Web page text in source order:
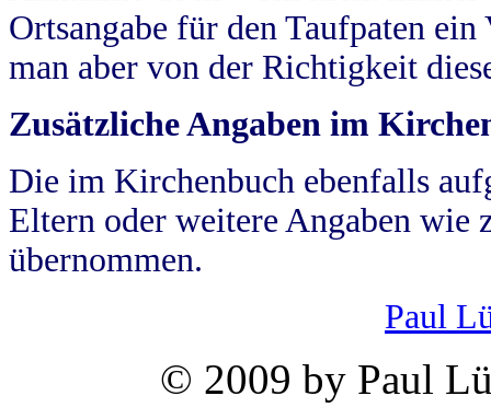
Ortsangabe für den Taufpaten
man aber von der Richtigkeit
Zusätzliche Angaben im
Die im Kirchenbuch ebenfalls
Eltern oder weitere Angaben wie
übernommen.
Paul
© 2009 by Paul